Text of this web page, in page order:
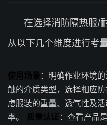
在选择消防隔热服/
从以下几个维度进行考量
使用场景 ：明确作业环境
触的介质类型，选择相应防
虑服装的重量、透气性及
率。 质量认证 ：查看产品